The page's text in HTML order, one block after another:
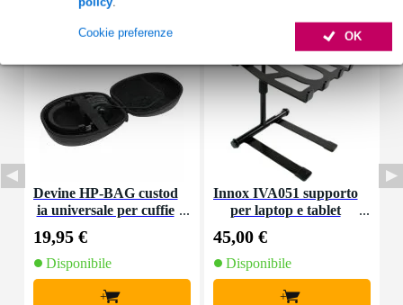
OK
Cookie preferenze
Devine HP-BAG custod
ia universale per cuffie
19,95 €
Disponibile
+
Innox IVA051 supporto
per laptop e tablet
45,00 €
Disponibile
+